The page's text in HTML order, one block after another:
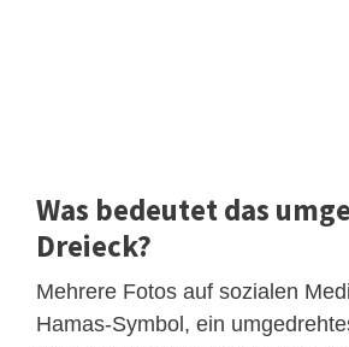
Was bedeutet das
Dreieck?
Mehrere Fotos auf sozialen
Hamas-Symbol, ein